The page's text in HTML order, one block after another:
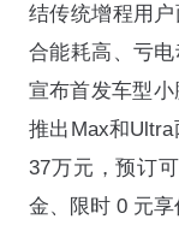
结传统增程用
合能耗高、亏
宣布首发车型
推出Max和
37万元，预订
金、限时 0 元享